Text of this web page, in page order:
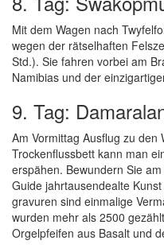
Mit dem Wagen nach
wegen der rätselhaften
Std.). Sie fahren vorbei am
Namibias und der
9. Tag:
Am Vormittag Ausflug zu den
Trockenflussbett kann man
erspähen. Bewundern Sie
Guide jahrtausendealte
gravuren sind einmalige
wurden mehr als 2500
Orgelpfeifen aus Basalt und